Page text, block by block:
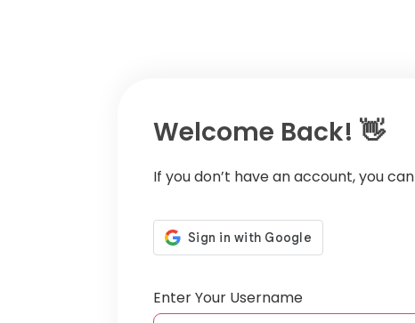
Welcome Back! 👋
If you don’t have an account, you can
Enter Your Username